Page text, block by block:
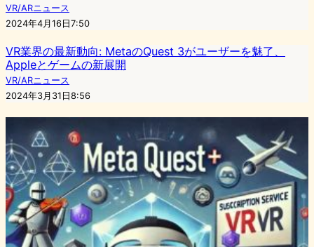
VR/ARニュース
2024年4月16日7:50
VR業界の最新動向: MetaのQuest 3がユーザーを魅了、
Appleとゲームの新展開
VR/ARニュース
2024年3月31日8:56